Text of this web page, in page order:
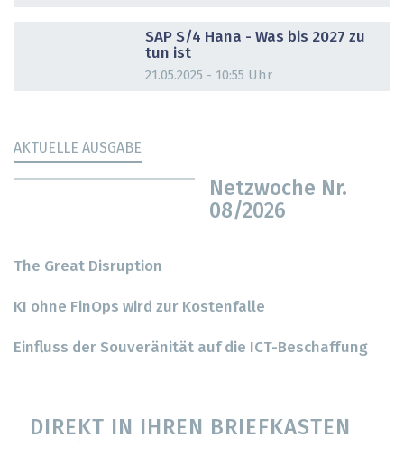
SAP S/4 Hana - Was bis 2027 zu
tun ist
21.05.2025 - 10:55 Uhr
AKTUELLE AUSGABE
Netzwoche Nr.
08/2026
The Great Disruption
KI ohne FinOps wird zur Kostenfalle
Einfluss der Souveränität auf die ICT-Beschaffung
DIREKT IN IHREN BRIEFKASTEN